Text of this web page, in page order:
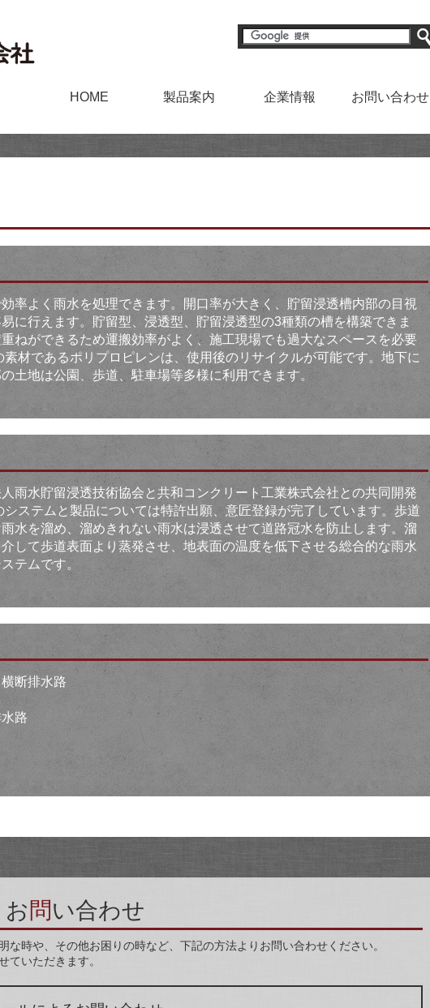
HOME 製品案内 企業情報 お問い合わせ
率よく雨水を処理できます。開口率が大きく、貯留浸透槽内部の目視
に行えます。貯留型、浸透型、貯留浸透型の3種類の槽を構築できま
ねができるため運搬効率がよく、施工現場でも過大なスペースを必要
素材であるポリプロピレンは、使用後のリサイクルが可能です。地下に
土地は公園、歩道、駐車場等多様に利用できます。
雨水貯留浸透技術協会と共和コンクリート工業株式会社との共同開発
システムと製品については特許出願、意匠登録が完了しています。歩道
水を溜め、溜めきれない雨水は浸透させて道路冠水を防止します。溜
して歩道表面より蒸発させ、地表面の温度を低下させる総合的な雨水
テムです。
断排水路
路
お問い合わせ
時や、その他お困りの時など、下記の方法よりお問い合わせください。
ていただきます。